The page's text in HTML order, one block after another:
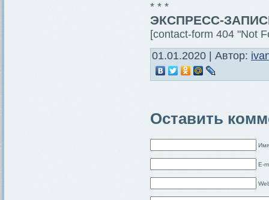
* * *
ЭКСПРЕСС-
[contact-form 404 "Not
01.01.2020 | Автор:
Оставить
E-